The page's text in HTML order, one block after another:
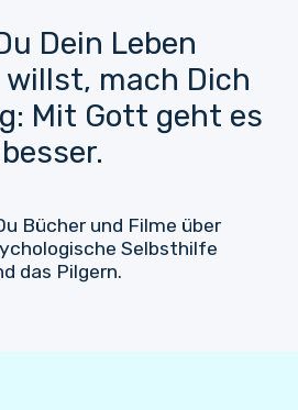
Dein Leben
mach Dich
Mit Gott geht es
besser.
Bücher und Filme über
Selbsthilfe
das Pilgern.